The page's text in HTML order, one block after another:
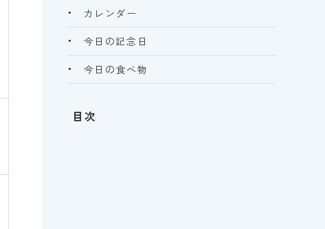
カレンダー
今日の記念日
今日の食べ物
目次